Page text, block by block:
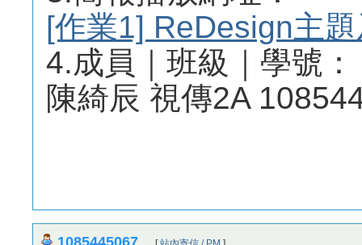
[作業1] ReDesign主
4.成員｜班級｜學號：
陳綺辰 視傳2A
1085445067